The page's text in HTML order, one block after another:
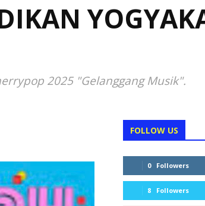
2025 "Gelanggang Musik".
FOLLOW US
0 Followers
8 Followers